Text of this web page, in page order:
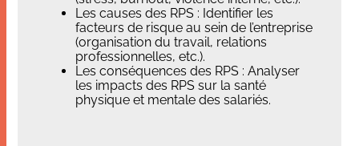
Les causes des RPS : Identifier les
facteurs de risque au sein de l’entreprise
(organisation du travail, relations
professionnelles, etc.).
Les conséquences des RPS : Analyser
les impacts des RPS sur la santé
physique et mentale des salariés.